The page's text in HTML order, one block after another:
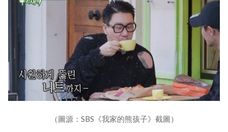
（圖源：SBS《我家的熊孩子》截圖）